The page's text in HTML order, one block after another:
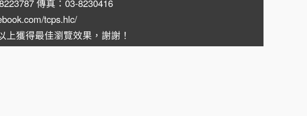
傳真：03-8230416
tcps.hlc/
上獲得最佳瀏覽效果，謝謝！